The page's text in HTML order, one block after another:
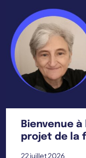
Bienvenue
projet de la
22 juillet 2026